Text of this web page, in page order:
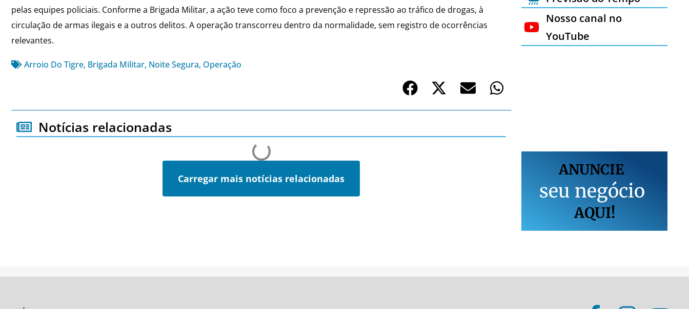
pelas equipes policiais. Conforme a Brigada Militar, a ação teve como foco a prevenção e repressão ao tráfico de drogas, à
circulação de armas ilegais e a outros delitos. A operação transcorreu dentro da normalidade, sem registro de ocorrências
relevantes.
Arroio Do Tigre, Brigada Militar, Noite Segura, Operação
Notícias relacionadas
Carregar mais notícias relacionadas
Nosso canal no
YouTube
ANUNCIE
seu negócio
AQUI!